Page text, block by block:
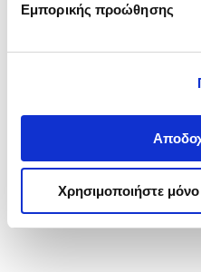
Εμπορικής προώθησης
Χρησιμοποιήστε